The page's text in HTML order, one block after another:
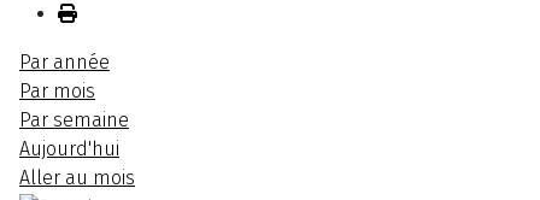
Par année
Par mois
Par semaine
Aujourd'hui
Aller au mois